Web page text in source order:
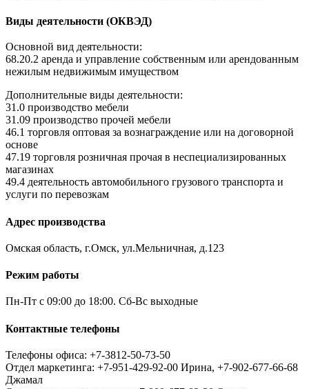
Виды деятельности (ОКВЭД)
Основной вид деятельности:
68.20.2 аренда и управление собственным или арендованным
нежилым недвижимым имуществом
Дополнительные виды деятельности:
31.0 производство мебели
31.09 производство прочей мебели
46.1 торговля оптовая за вознаграждение или на договорной
основе
47.19 торговля розничная прочая в неспециализированных
магазинах
49.4 деятельность автомобильного грузового транспорта и
услуги по перевозкам
Адрес производства
Омская область, г.Омск, ул.Мельничная, д.123
Режим работы
Пн-Пт с 09:00 до 18:00. Сб-Вс выходные
Контактные телефоны
Телефоны офиса: +7-3812-50-73-50
Отдел маркетинга: +7-951-429-92-00 Ирина, +7-902-677-66-68
Джамал